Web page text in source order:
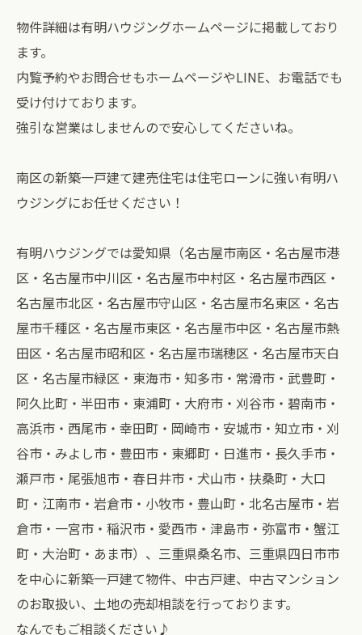
物件詳細は有明ハウジングホームページに掲載しており
ます。
内覧予約やお問合せもホームページやLINE、お電話でも
受け付けております。
強引な営業はしませんので安心してくださいね。
南区の新築一戸建て建売住宅は住宅ローンに強い有明ハ
ウジングにお任せください！
有明ハウジングでは愛知県（名古屋市南区・名古屋市港
区・名古屋市中川区・名古屋市中村区・名古屋市西区・
名古屋市北区・名古屋市守山区・名古屋市名東区・名古
屋市千種区・名古屋市東区・名古屋市中区・名古屋市熱
田区・名古屋市昭和区・名古屋市瑞穂区・名古屋市天白
区・名古屋市緑区・東海市・知多市・常滑市・武豊町・
阿久比町・半田市・東浦町・大府市・刈谷市・碧南市・
高浜市・西尾市・幸田町・岡崎市・安城市・知立市・刈
谷市・みよし市・豊田市・東郷町・日進市・長久手市・
瀬戸市・尾張旭市・春日井市・犬山市・扶桑町・大口
町・江南市・岩倉市・小牧市・豊山町・北名古屋市・岩
倉市・一宮市・稲沢市・愛西市・津島市・弥富市・蟹江
町・大治町・あま市）、三重県桑名市、三重県四日市市
を中心に新築一戸建て物件、中古戸建、中古マンション
のお取扱い、土地の売却相談を行っております。
なんでもご相談ください♪